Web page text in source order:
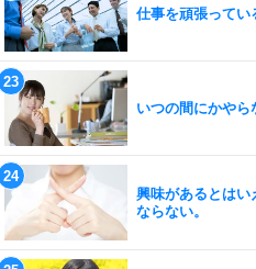
仕事を頑張ってい
いつの間にかやら
興味があるとはい
ならない。